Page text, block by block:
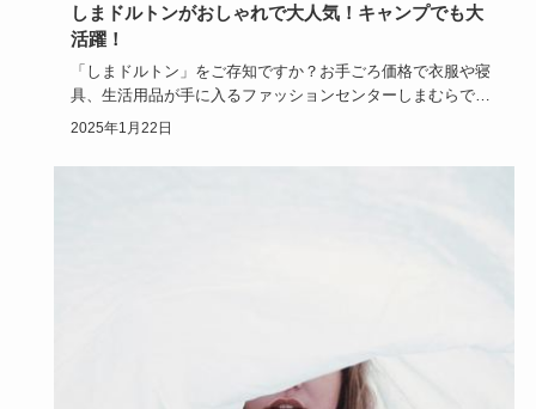
しまドルトンがおしゃれで大人気！キャンプでも大
活躍！
「しまドルトン」をご存知ですか？お手ごろ価格で衣服や寝
具、生活用品が手に入るファッションセンターしまむらで販
売されるネイテ…
2025年1月22日